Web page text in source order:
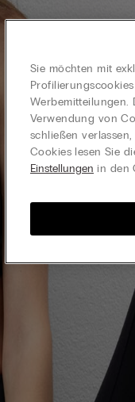
Sie möchten mit
Werbemitteilungen.
Verwendung von
schließen
Cookies lesen Sie
Einstellungen in den